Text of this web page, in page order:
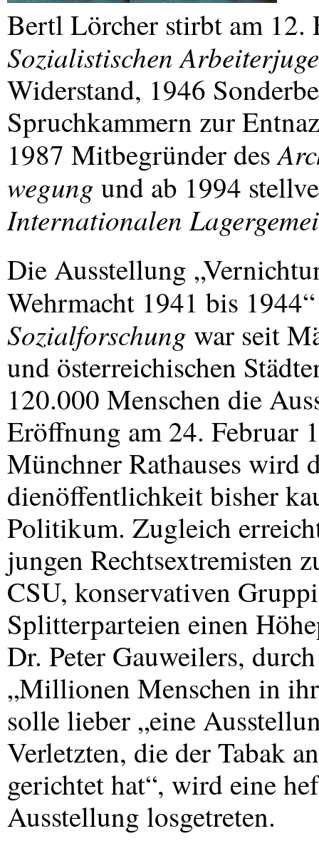
Bertl Lörcher stirbt am
Sozialistischen
Widerstand, 1946
Spruchkammern zur
1987 Mitbegründer des
wegung und ab 1994
Internationalen
Die Ausstellung
Wehrmacht 1941 bis
Sozialforschung war seit
und österreichischen
120.000 Menschen die
Eröffnung am 24. Februar
Münchner Rathauses wird
dienöffentlichkeit bisher
Politikum. Zugleich
jungen Rechtsextremisten
CSU, konservativen
Splitterparteien einen
Dr. Peter Gauweilers,
„Millionen Menschen in
solle lieber „eine
Verletzten, die der Tabak
gerichtet hat“, wird eine
Ausstellung losgetreten.